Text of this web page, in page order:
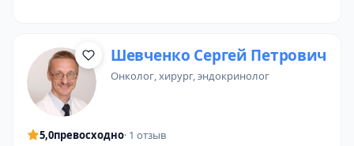
Шевченко Сергей Петрович
онколог, хирург,эндокринолог
5,0превосходно· 1 отзыв